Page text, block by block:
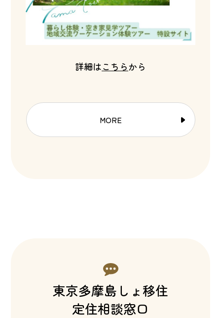
詳細はこちらから
MORE
東京多摩島しょ移住
定住相談窓口